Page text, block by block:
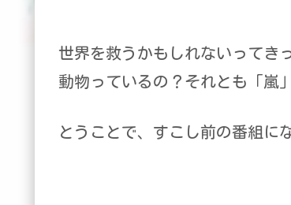
世界を救うかもしれないってき
動物っているの？それとも「嵐
とうことで、すこし前の番組に